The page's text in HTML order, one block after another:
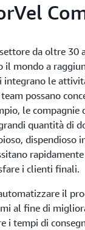
da oltre 30
mondo a
le
possano
le compagnie
quantità di
dispendioso
i clienti finali.
il
al fine di
i tempi di